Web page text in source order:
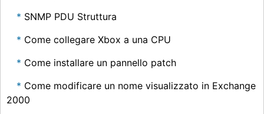
SNMP PDU Struttura
Come collegare Xbox a una CPU
Come installare un pannello patch
Come modificare un nome visualizzato in Exchange
2000